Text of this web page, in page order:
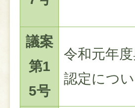
議案
第1
5号
令和元年
認定につ